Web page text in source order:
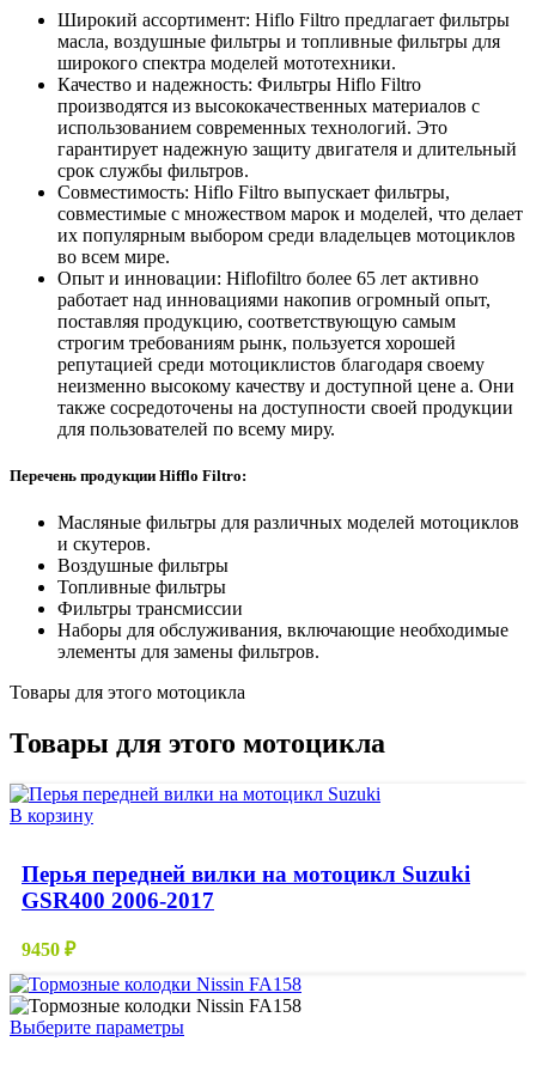
Широкий ассортимент: Hiflo Filtro предлагает фильтры
масла, воздушные фильтры и топливные фильтры для
широкого спектра моделей мототехники.
Качество и надежность: Фильтры Hiflo Filtro
производятся из высококачественных материалов с
использованием современных технологий. Это
гарантирует надежную защиту двигателя и длительный
срок службы фильтров.
Совместимость: Hiflo Filtro выпускает фильтры,
совместимые с множеством марок и моделей, что делает
их популярным выбором среди владельцев мотоциклов
во всем мире.
Опыт и инновации: Hiflofiltro более 65 лет активно
работает над инновациями накопив огромный опыт,
поставляя продукцию, соответствующую самым
строгим требованиям рынк, пользуется хорошей
репутацией среди мотоциклистов благодаря своему
неизменно высокому качеству и доступной цене а. Они
также сосредоточены на доступности своей продукции
для пользователей по всему миру.
Перечень продукции Hifflo Filtro:
Масляные фильтры для различных моделей мотоциклов
и скутеров.
Воздушные фильтры
Топливные фильтры
Фильтры трансмиссии
Наборы для обслуживания, включающие необходимые
элементы для замены фильтров.
Товары для этого мотоцикла
Товары для этого мотоцикла
В корзину
Перья передней вилки на мотоцикл Suzuki
GSR400 2006-2017
9450 ₽
Выберите параметрыЭтот